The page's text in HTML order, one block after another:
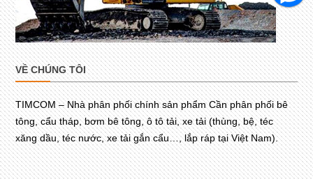
VỀ CHÚNG TÔI
TIMCOM – Nhà phân phối chính sản phẩm Cần phân phối bê
tông, cẩu tháp, bơm bê tông, ô tô tải, xe tải (thùng, bệ, téc
xăng dầu, téc nước, xe tải gắn cẩu…, lắp ráp tại Việt Nam).